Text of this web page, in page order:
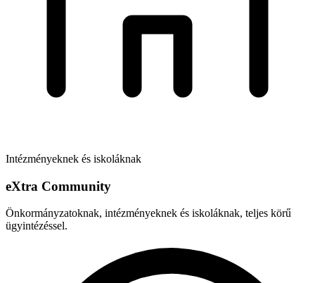
Intézményeknek és iskoláknak
eXtra Community
Önkormányzatoknak, intézményeknek és iskoláknak, teljes körű
ügyintézéssel.